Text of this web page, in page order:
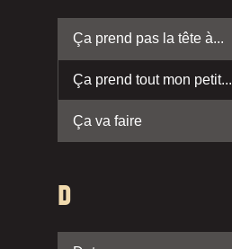
Ça prend pas la tête à...
Ça prend tout mon petit...
Ça va faire
D